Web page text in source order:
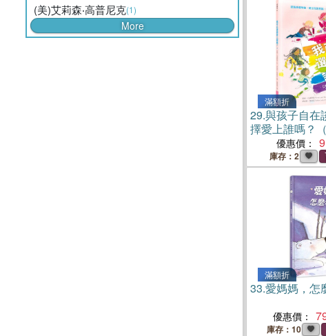
(美)艾莉森‧高普尼克(1)
More
滿額折
29.與孩子自在
擇愛上誰嗎？
造，認識身體
意識，中小學
優惠價： 9
庫存：2
滿額折
33.愛媽媽，怎
優惠價：
庫存：10